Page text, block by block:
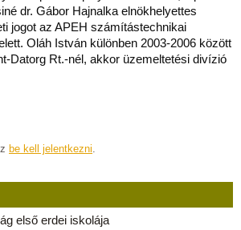
dr. Gábor Hajnalka elnökhelyettes
jogot az APEH számítástechnikai
Oláh István különben 2003-2006 között
Datorg Rt.-nél, akkor üzemeltetési divízió
be kell jelentkezni.
első erdei iskolája